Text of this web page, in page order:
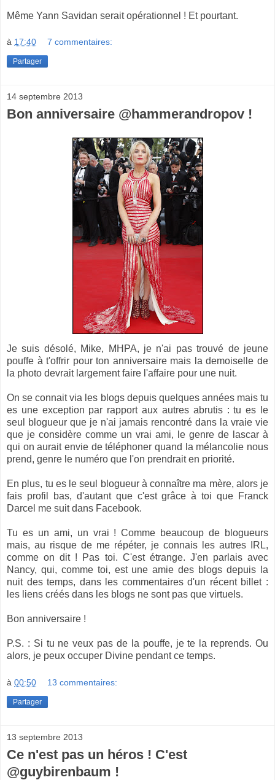
Même Yann Savidan serait opérationnel ! Et pourtant.
à 17:40 7 commentaires:
Partager
14 septembre 2013
Bon anniversaire @hammerandropov !
Je suis désolé, Mike, MHPA, je n'ai pas trouvé de jeune
pouffe à t'offrir pour ton anniversaire mais la demoiselle de
la photo devrait largement faire l'affaire pour une nuit.
On se connait via les blogs depuis quelques années mais tu
es une exception par rapport aux autres abrutis : tu es le
seul blogueur que je n'ai jamais rencontré dans la vraie vie
que je considère comme un vrai ami, le genre de lascar à
qui on aurait envie de téléphoner quand la mélancolie nous
prend, genre le numéro que l'on prendrait en priorité.
En plus, tu es le seul blogueur à connaître ma mère, alors je
fais profil bas, d'autant que c'est grâce à toi que Franck
Darcel me suit dans Facebook.
Tu es un ami, un vrai ! Comme beaucoup de blogueurs
mais, au risque de me répéter, je connais les autres IRL,
comme on dit ! Pas toi. C'est étrange. J'en parlais avec
Nancy, qui, comme toi, est une amie des blogs depuis la
nuit des temps, dans les commentaires d'un récent billet :
les liens créés dans les blogs ne sont pas que virtuels.
Bon anniversaire !
P.S. : Si tu ne veux pas de la pouffe, je te la reprends. Ou
alors, je peux occuper Divine pendant ce temps.
à 00:50 13 commentaires:
Partager
13 septembre 2013
Ce n'est pas un héros ! C'est
@guybirenbaum !